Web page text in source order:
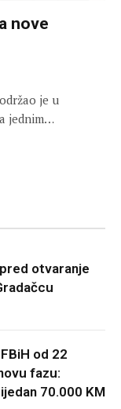
nove
je u
jednim…
otvaranje
od 22
fazu:
70.000 KM